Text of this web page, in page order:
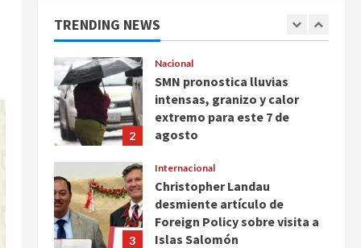
TRENDING NEWS
1
Caliente
2
Nacional
SMN pronostica lluvias
intensas, granizo y calor
extremo para este 7 de
agosto
3
Internacional
Christopher Landau
desmiente artículo de
Foreign Policy sobre visita a
Islas Salomón